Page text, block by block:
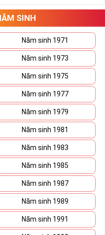
uy tín của mình trên
quý, sim lục quý 9 nói chung
ấn tượng với đối tác kinh
bại mọi đối thủ cạnh
trưng cho sức mạnh và quyền
con số 9 lại thành bộ lục quý
thủy thể hiện đẳng cấp,
tài, chiêu lộc đem đến
người. Bên cạnh đó số sim
hạn giúp cuộc sống bạn
Quý 9?
SINH
Năm sinh 1971
Năm sinh 1973
Năm sinh 1975
Năm sinh 1977
Năm sinh 1979
Năm sinh 1981
Năm sinh 1983
Năm sinh 1985
Năm sinh 1987
Năm sinh 1989
Năm sinh 1991